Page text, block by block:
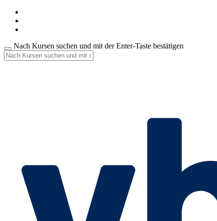
Nach Kursen suchen und mit der Enter-Taste bestätigen